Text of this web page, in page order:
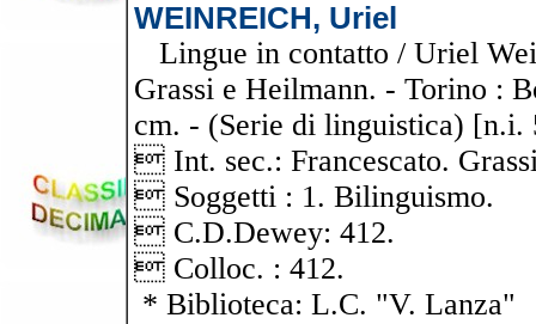
WEINREICH, Uriel
Lingue in contatto / Uriel
Grassi e Heilmann. - Torino :
cm. - (Serie di linguistica) [n.i.
 Int. sec.: Francescato.
 Soggetti : 1. Bilinguismo.
 C.D.Dewey: 412.
 Colloc. : 412.
* Biblioteca: L.C. "V. Lanza"